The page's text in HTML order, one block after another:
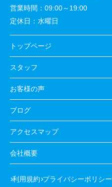
営業時間： 09:00～19:00
定休日： 水曜日
トップページ
スタッフ
お客様の声
ブログ
アクセスマップ
会社概要
利用規約 プライバシーポリシー